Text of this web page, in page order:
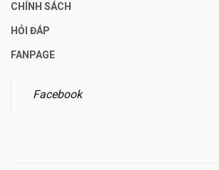
CHÍNH SÁCH
HỎI ĐÁP
FANPAGE
Facebook